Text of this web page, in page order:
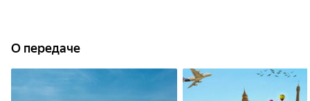
О передаче